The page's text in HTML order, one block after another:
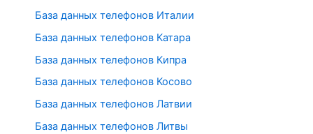
База данных телефонов Италии
База данных телефонов Катара
База данных телефонов Кипра
База данных телефонов Косово
База данных телефонов Латвии
База данных телефонов Литвы